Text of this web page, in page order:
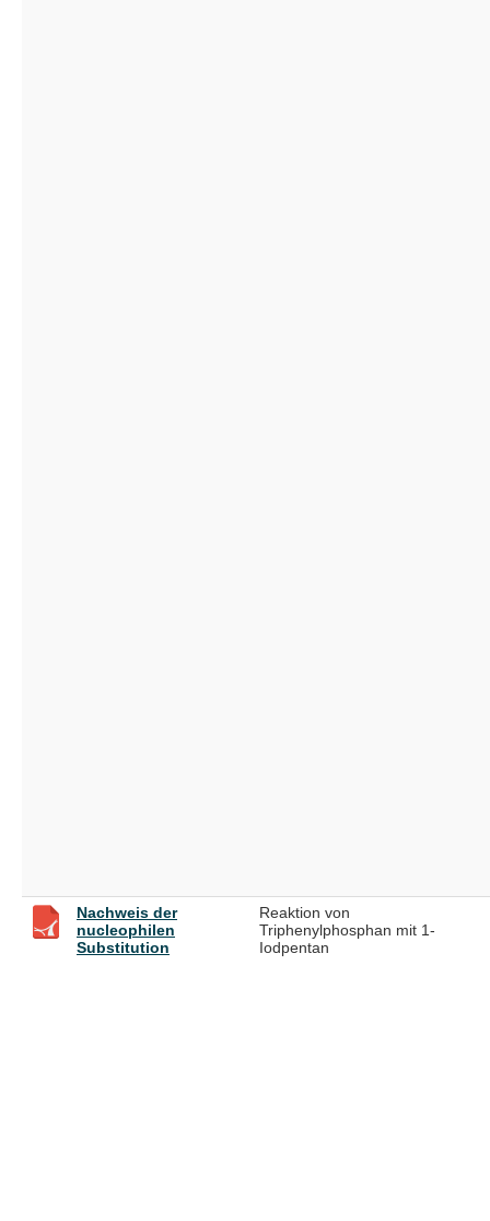
Nachweis der
nucleophilen
Substitution
Reaktion von
Triphenylphosphan mit 1-
Iodpentan